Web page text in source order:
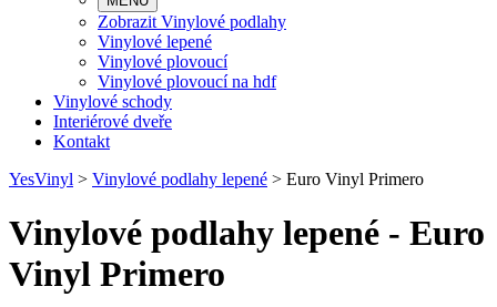
Zobrazit Vinylové podlahy
Vinylové lepené
Vinylové plovoucí
Vinylové plovoucí na hdf
Vinylové schody
Interiérové dveře
Kontakt
YesVinyl > Vinylové podlahy lepené > Euro Vinyl Primero
Vinylové podlahy lepené - Euro
Vinyl Primero